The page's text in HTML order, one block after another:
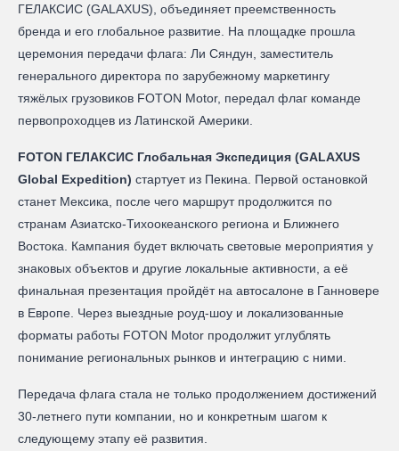
ГЕЛАКСИС (GALAXUS), объединяет преемственность
бренда и его глобальное развитие. На площадке прошла
церемония передачи флага: Ли Сяндун, заместитель
генерального директора по зарубежному маркетингу
тяжёлых грузовиков FOTON Motor, передал флаг команде
первопроходцев из Латинской Америки.
FOTON ГЕЛАКСИС Глобальная Экспедиция (GALAXUS
Global Expedition) стартует из Пекина. Первой остановкой
станет Мексика, после чего маршрут продолжится по
странам Азиатско-Тихоокеанского региона и Ближнего
Востока. Кампания будет включать световые мероприятия у
знаковых объектов и другие локальные активности, а её
финальная презентация пройдёт на автосалоне в Ганновере
в Европе. Через выездные роуд-шоу и локализованные
форматы работы FOTON Motor продолжит углублять
понимание региональных рынков и интеграцию с ними.
Передача флага стала не только продолжением достижений
30-летнего пути компании, но и конкретным шагом к
следующему этапу её развития.